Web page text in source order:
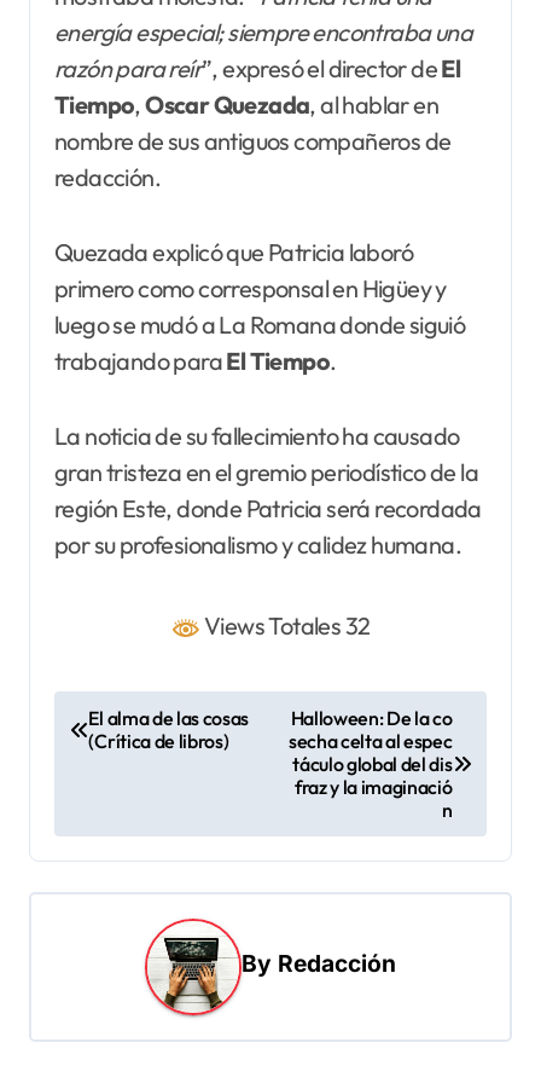
energía especial; siempre encontraba una
razón para reír”, expresó el director deEl
Tiempo,Oscar Quezada, al hablar en
nombre de sus antiguos compañeros de
redacción.
Quezada explicó que Patricia laboró
primero como corresponsal en Higüey y
luego se mudó a La Romana donde siguió
trabajando paraElTiempo.
La noticia de su fallecimiento ha causado
gran tristeza en el gremio periodístico de la
región Este, donde Patricia será recordada
por su profesionalismo y calidez humana.
Views Totales 32
e
g
El alma de las cosas
(Crítica de libros)
Halloween: De la co
secha celta al espec
táculo global del dis
fraz y la imaginació
n
By Redacción